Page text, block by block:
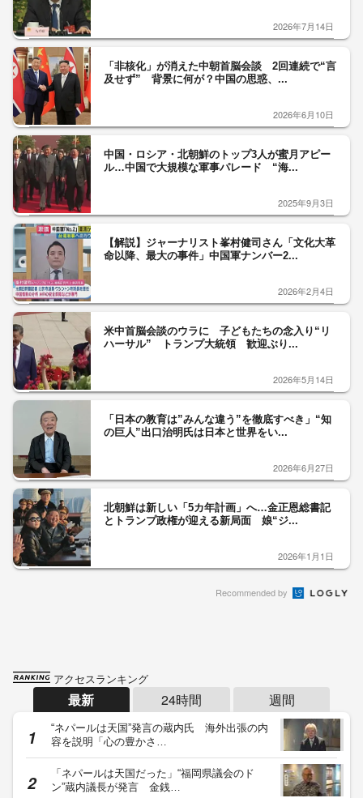
2026年7月14日
「非核化」が消えた中朝首脳会談 2回連続で“言
及せず” 背景に何が？中国の思惑、...
2026年6月10日
中国・ロシア・北朝鮮のトップ3人が蜜月アピー
ル…中国で大規模な軍事パレード “海...
2025年9月3日
【解説】ジャーナリスト峯村健司さん「文化大革
命以降、最大の事件」中国軍ナンバー2...
2026年2月4日
米中首脳会談のウラに 子どもたちの念入り“リ
ハーサル” トランプ大統領 歓迎ぶり...
2026年5月14日
「日本の教育は”みんな違う”を徹底すべき」“知
の巨人”出口治明氏は日本と世界をい...
2026年6月27日
北朝鮮は新しい「5カ年計画」へ…金正恩総書記
とトランプ政権が迎える新局面 娘“ジ...
2026年1月1日
Recommended by
アクセスランキング
最新 24時間 週間
“ネパールは天国”発言の蔵内氏 海外出張の内
容を説明「心の豊かさ…
「ネパールは天国だった」“福岡県議会のド
ン”蔵内議長が発言 金銭…